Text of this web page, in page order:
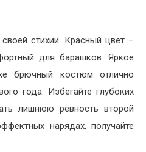
стихии. Красный цвет –
для барашков. Яркое
брючный костюм отлично
года. Избегайте глубоких
лишнюю ревность второй
нарядах, получайте